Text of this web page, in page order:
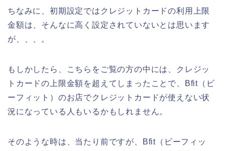
ちなみに、初期設定ではクレジットカードの利用上限
金額は、そんなに高く設定されていないとは思います
が、、、。
もしかしたら、こちらをご覧の方の中には、クレジッ
トカードの上限金額を超えてしまったことで、Bfit（ビ
ーフィット）のお店でクレジットカードが使えない状
況になっている人もいるかもしれません。
そのような時は、当たり前ですが、Bfit（ビーフィッ